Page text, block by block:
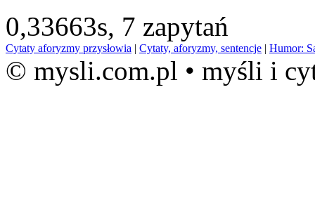
0,33663s, 7 zapytań
Cytaty aforyzmy przysłowia | Cytaty, aforyzmy, sentencje | Humor:
© mysli.com.pl • myśli i